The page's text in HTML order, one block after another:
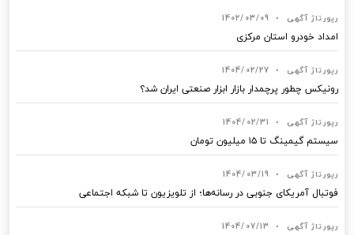
رپورتاژ آگهی •
1402/03/09
امداد خودرو استان مرکزی
رپورتاژ آگهی •
1404/02/27
رونیکس چطور پرچمدار بازار ابزار صنعتی ایران شد؟
رپورتاژ آگهی •
1404/02/31
سیستم گیمینگ تا ۱۵ میلیون تومان
رپورتاژ آگهی •
1404/03/19
فوتبال آمریکای جنوبی در رسانه‌ها؛ از تلویزیون تا شبکه اجتماعی
رپورتاژ آگهی •
1404/07/13